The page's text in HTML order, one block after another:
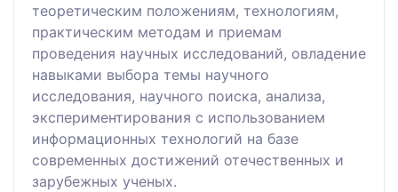
теоретическим положениям, технологиям,
практическим методам и приемам
проведения научных исследований, овладение
навыками выбора темы научного
исследования, научного поиска, анализа,
экспериментирования с использованием
информационных технологий на базе
современных достижений отечественных и
зарубежных ученых.